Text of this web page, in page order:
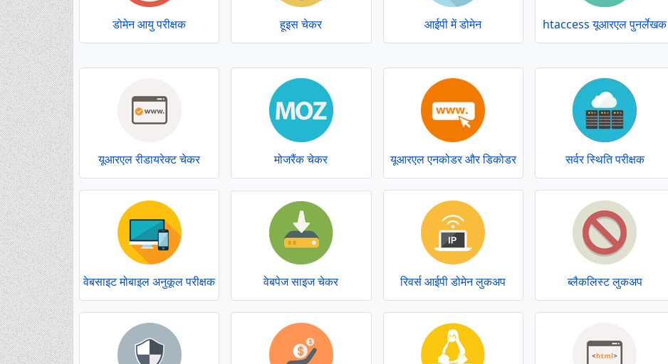
डोमेन आयु परीक्षक हूइस चेकर आईपी ​​में डोमेन htaccess यूआरएल पुनर्लेखक
यूआरएल रीडायरेक्ट चेकर मोजरैंक चेकर यूआरएल एनकोडर और डिकोडर सर्वर स्थिति परीक्षक
वेबसाइट मोबाइल अनुकूल परीक्षक वेबपेज साइज चेकर रिवर्स आईपी डोमेन लुकअप ब्लैकलिस्ट लुकअप